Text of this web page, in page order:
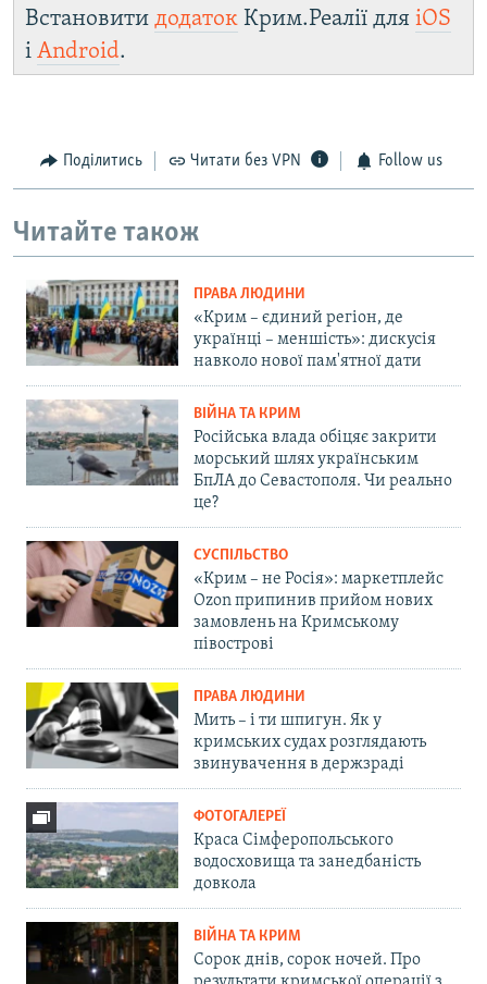
Встановити додаток Крим.Реалії для iOS
і Android.
Поділитись Читати без VPN Follow us
Читайте також
ПРАВА ЛЮДИНИ
«Крим – єдиний регіон, де
українці – меншість»: дискусія
навколо нової пам'ятної дати
ВІЙНА ТА КРИМ
Російська влада обіцяє закрити
морський шлях українським
БпЛА до Севастополя. Чи реально
це?
СУСПІЛЬСТВО
«Крим – не Росія»: маркетплейс
Ozon припинив прийом нових
замовлень на Кримському
півострові
ПРАВА ЛЮДИНИ
Мить – і ти шпигун. Як у
кримських судах розглядають
звинувачення в держзраді
ФОТОГАЛЕРЕЇ
Краса Сімферопольського
водосховища та занедбаність
довкола
ВІЙНА ТА КРИМ
Сорок днів, сорок ночей. Про